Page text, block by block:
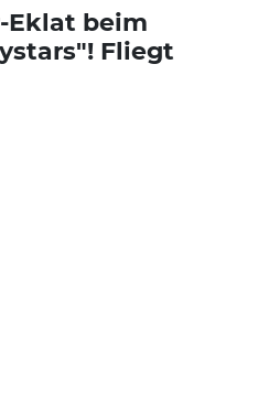
beim
Fliegt